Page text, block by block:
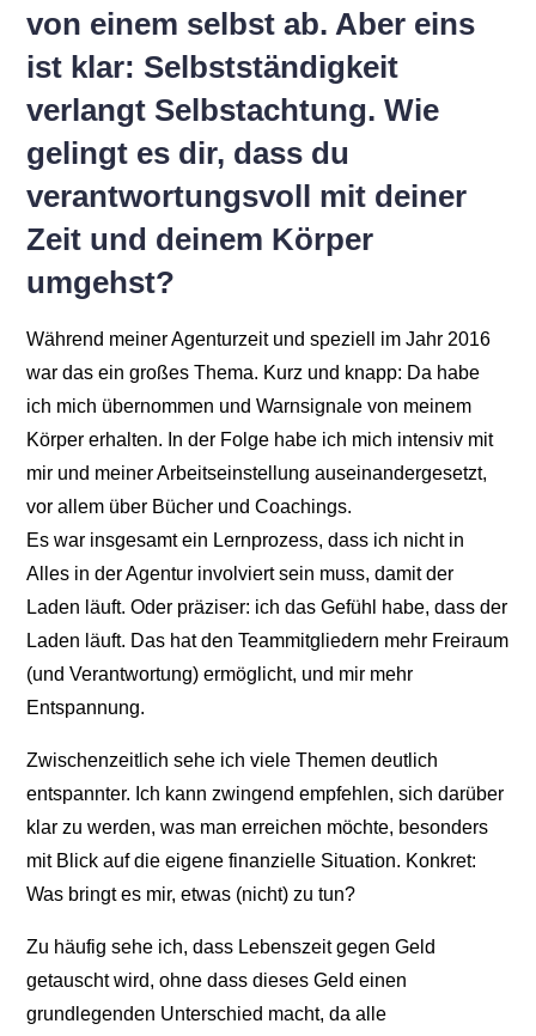
von einem selbst ab. Aber eins
ist klar: Selbstständigkeit
verlangt Selbstachtung. Wie
gelingt es dir, dass du
verantwortungsvoll mit deiner
Zeit und deinem Körper
umgehst?
Während meiner Agenturzeit und speziell im Jahr 2016
war das ein großes Thema. Kurz und knapp: Da habe
ich mich übernommen und Warnsignale von meinem
Körper erhalten. In der Folge habe ich mich intensiv mit
mir und meiner Arbeitseinstellung auseinandergesetzt,
vor allem über Bücher und Coachings.
Es war insgesamt ein Lernprozess, dass ich nicht in
Alles in der Agentur involviert sein muss, damit der
Laden läuft. Oder präziser: ich das Gefühl habe, dass der
Laden läuft. Das hat den Teammitgliedern mehr Freiraum
(und Verantwortung) ermöglicht, und mir mehr
Entspannung.
Zwischenzeitlich sehe ich viele Themen deutlich
entspannter. Ich kann zwingend empfehlen, sich darüber
klar zu werden, was man erreichen möchte, besonders
mit Blick auf die eigene finanzielle Situation. Konkret:
Was bringt es mir, etwas (nicht) zu tun?
Zu häufig sehe ich, dass Lebenszeit gegen Geld
getauscht wird, ohne dass dieses Geld einen
grundlegenden Unterschied macht, da alle